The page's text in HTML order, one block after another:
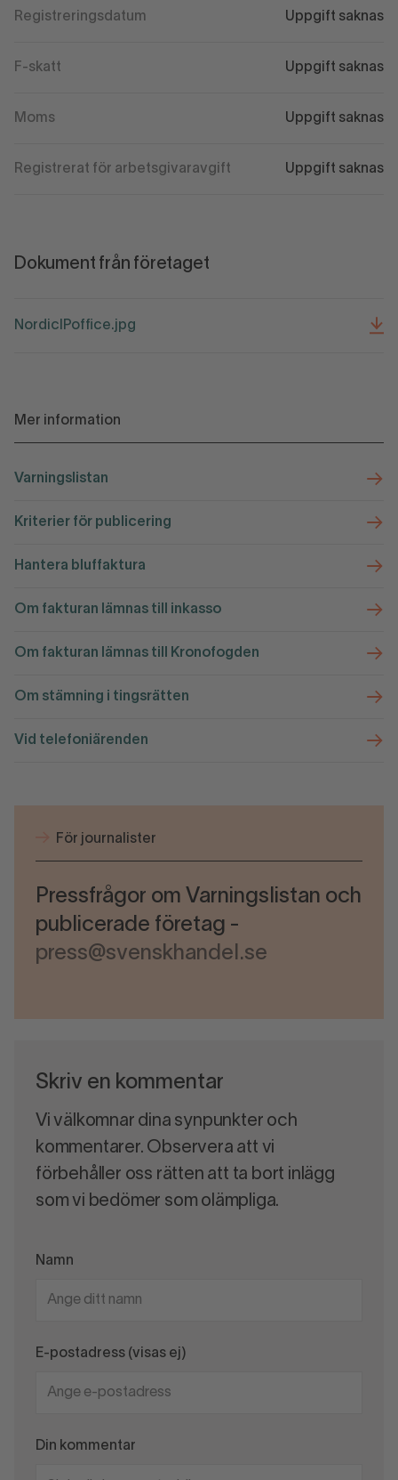
Registreringsdatum Uppgift saknas
F-skatt Uppgift saknas
Moms Uppgift saknas
Registrerat för arbetsgivaravgift Uppgift saknas
Dokument från företaget
NordicIPoffice.jpg
Mer information
Varningslistan
Kriterier för publicering
Hantera bluffaktura
Om fakturan lämnas till inkasso
Om fakturan lämnas till Kronofogden
Om stämning i tingsrätten
Vid telefoniärenden
För journalister
Pressfrågor om Varningslistan och
publicerade företag -
press@svenskhandel.se
Skriv en kommentar
Vi välkomnar dina synpunkter och
kommentarer. Observera att vi
förbehåller oss rätten att ta bort inlägg
som vi bedömer som olämpliga.
Namn
E-postadress (visas ej)
Din kommentar